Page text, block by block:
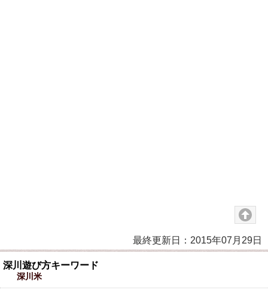
最終更新日：2015年07月29日
深川遊び方キーワード
深川米